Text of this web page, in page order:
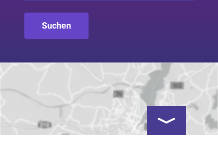
Kartenansicht